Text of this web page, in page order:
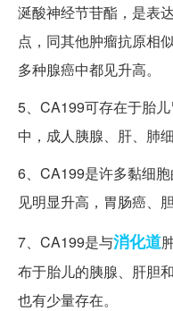
涎酸神经节苷酯，是表
点，同其他肿瘤抗原相
多种腺癌中都见升高。
5、CA199可存在于胎
中，成人胰腺、肝、肺
6、CA199是许多黏细
见明显升高，胃肠癌、
7、CA199是与消化道
布于胎儿的胰腺、肝胆
也有少量存在。